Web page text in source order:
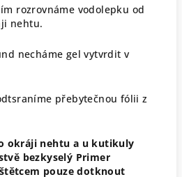
rozrovnáme vodolepku od
nehtu.
necháme gel vytvrdit v
přebytečnou fólii z
okráji nehtu a u kutikuly
bezkyselý Primer
pouze dotknout